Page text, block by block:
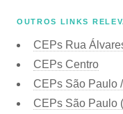
OUTROS LINKS
CEPs Rua
CEPs Centro
CEPs São Paulo
CEPs São Paulo